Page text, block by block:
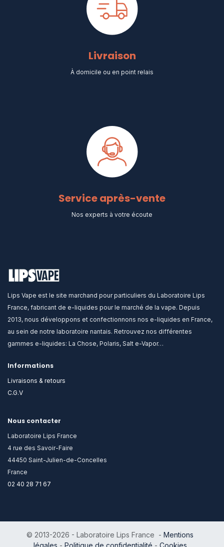
Livraison
À domicile ou en point relais​
Service après-vente
Nos experts à votre écoute
Lips Vape est le site marchand pour particuliers du Laboratoire Lips
France, fabricant de e-liquides pour le marché de la vape. Depuis
2013, nous développons et confectionnons nos e-liquides en France,
au sein de notre laboratoire nantais. Retrouvez nos différentes
gammes e-liquides: La Chose, Polaris, Salt e-Vapor…
Informations
Livraisons & retours
C.G.V
Nous contacter
Laboratoire Lips France
4 rue des Savoir-Faire
44450 Saint-Julien-de-Concelles
France
02 40 28 71 67
© 2013-2026 - Laboratoire Lips France - Mentions
légales - Politique de confidentialité - Cookies